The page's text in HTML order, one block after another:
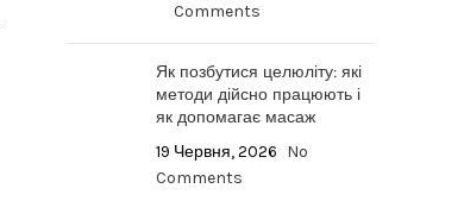
Comments
Як позбутися целюліту: які
методи дійсно працюють і
як допомагає масаж
19 Червня, 2026 No
Comments